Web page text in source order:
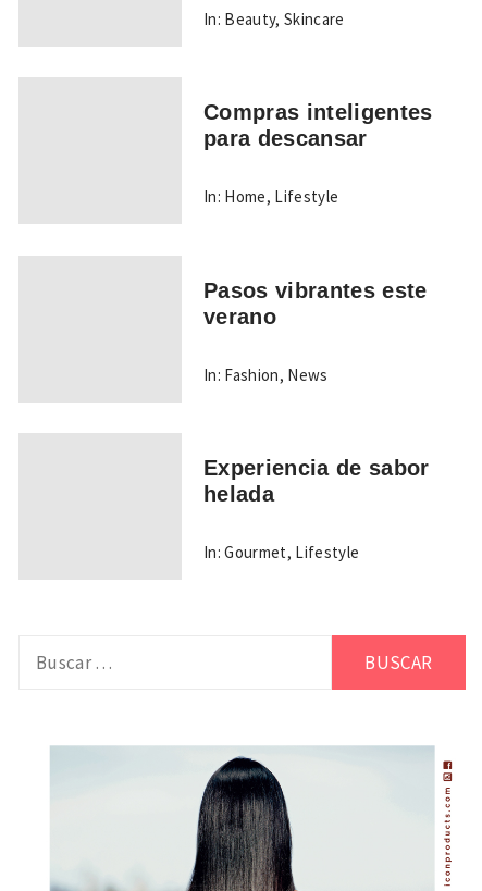
In: Beauty,Skincare
Compras inteligentes
para descansar
In: Home, Lifestyle
Pasos vibrantes este
verano
In: Fashion, News
Experiencia de sabor
helada
In: Gourmet, Lifestyle